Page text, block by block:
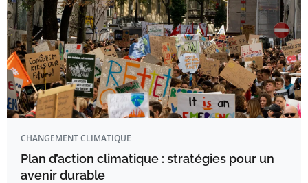
CHANGEMENT CLIMATIQUE
Plan d’action climatique : stratégies pour un
avenir durable